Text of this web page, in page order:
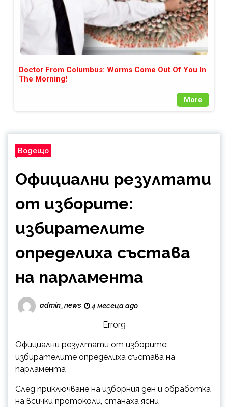
Doctor From Columbus: Worms Come Out Of You In
The Morning!
More
Водещо
Официални резултати
от изборите:
избирателите
определиха състава
на парламента
admin_news 4 месеца ago
Error9
Официални резултати от изборите:
избирателите определиха състава на
парламента
След приключване на изборния ден и обработка
на всички протоколи, станаха ясни